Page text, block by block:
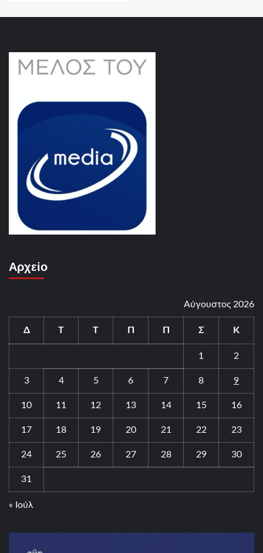
Αρχείο
Αύγουστος 2026
Δ Τ Τ Π Π Σ Κ
1 2
3 4 5 6 7 8 9
10 11 12 13 14 15 16
17 18 19 20 21 22 23
24 25 26 27 28 29 30
31
« Ιούλ